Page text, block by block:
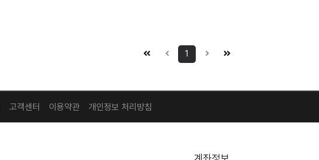
1
고객센터 이용약관 개인정보 처리방침